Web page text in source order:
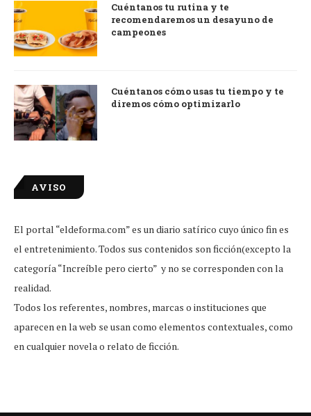
Cuéntanos tu rutina y te
recomendaremos un desayuno de
campeones
Cuéntanos cómo usas tu tiempo y te
diremos cómo optimizarlo
AVISO
El portal “eldeforma.com” es un diario satírico cuyo único fin es
el entretenimiento. Todos sus contenidos son ficción(excepto la
categoría “Increíble pero cierto” y no se corresponden con la
realidad.
Todos los referentes, nombres, marcas o instituciones que
aparecen en la web se usan como elementos contextuales, como
en cualquier novela o relato de ficción.